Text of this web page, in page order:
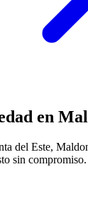
en
del Este,
sin compromiso.